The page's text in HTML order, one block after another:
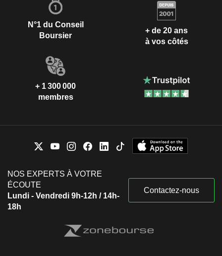
N°1 du Conseil
Boursier
+ de 20 ans
à vos côtés
+ 1 300 000
membres
NOS EXPERTS À VOTRE
ÉCOUTE
Lundi - Vendredi 9h-12h / 14h-
18h
Contactez-nous